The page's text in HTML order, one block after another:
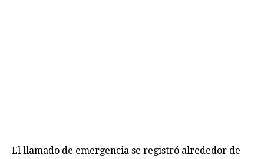
El llamado de emergencia se registró alrededor de